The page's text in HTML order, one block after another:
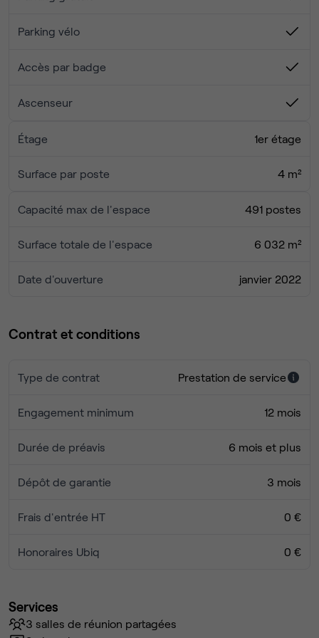
- Poste de travail + salles de réunion
- Espaces de convivialité (workcafé, tisaneries...)
- Restauration sur site
possible sur devis.
Parking vélo
Accès par badge
Ascenseur
Étage 1er étage
Surface par poste 4 m²
Capacité max de l'espace 491 postes
Surface totale de l'espace 6 032 m²
Date d'ouverture janvier 2022
Contrat et conditions
Type de contrat Prestation de service
Engagement minimum 12 mois
Durée de préavis 6 mois et plus
Dépôt de garantie 3 mois
Frais d'entrée HT 0 €
Honoraires Ubiq 0 €
Services
3 salles de réunion partagées